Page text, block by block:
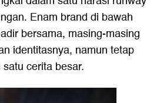
Enam brand di bawah
bersama, masing-masing
identitasnya, namun tetap
cerita besar.